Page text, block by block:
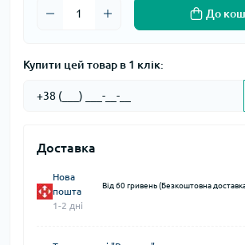
До
Купити цей товар в 1 клік:
Доставка
Нова
пошта
1-2 дні
Від 60 гривень (Безкоштовна